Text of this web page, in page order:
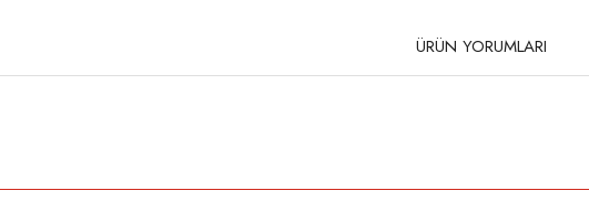
ÜRÜN YORUMLARI